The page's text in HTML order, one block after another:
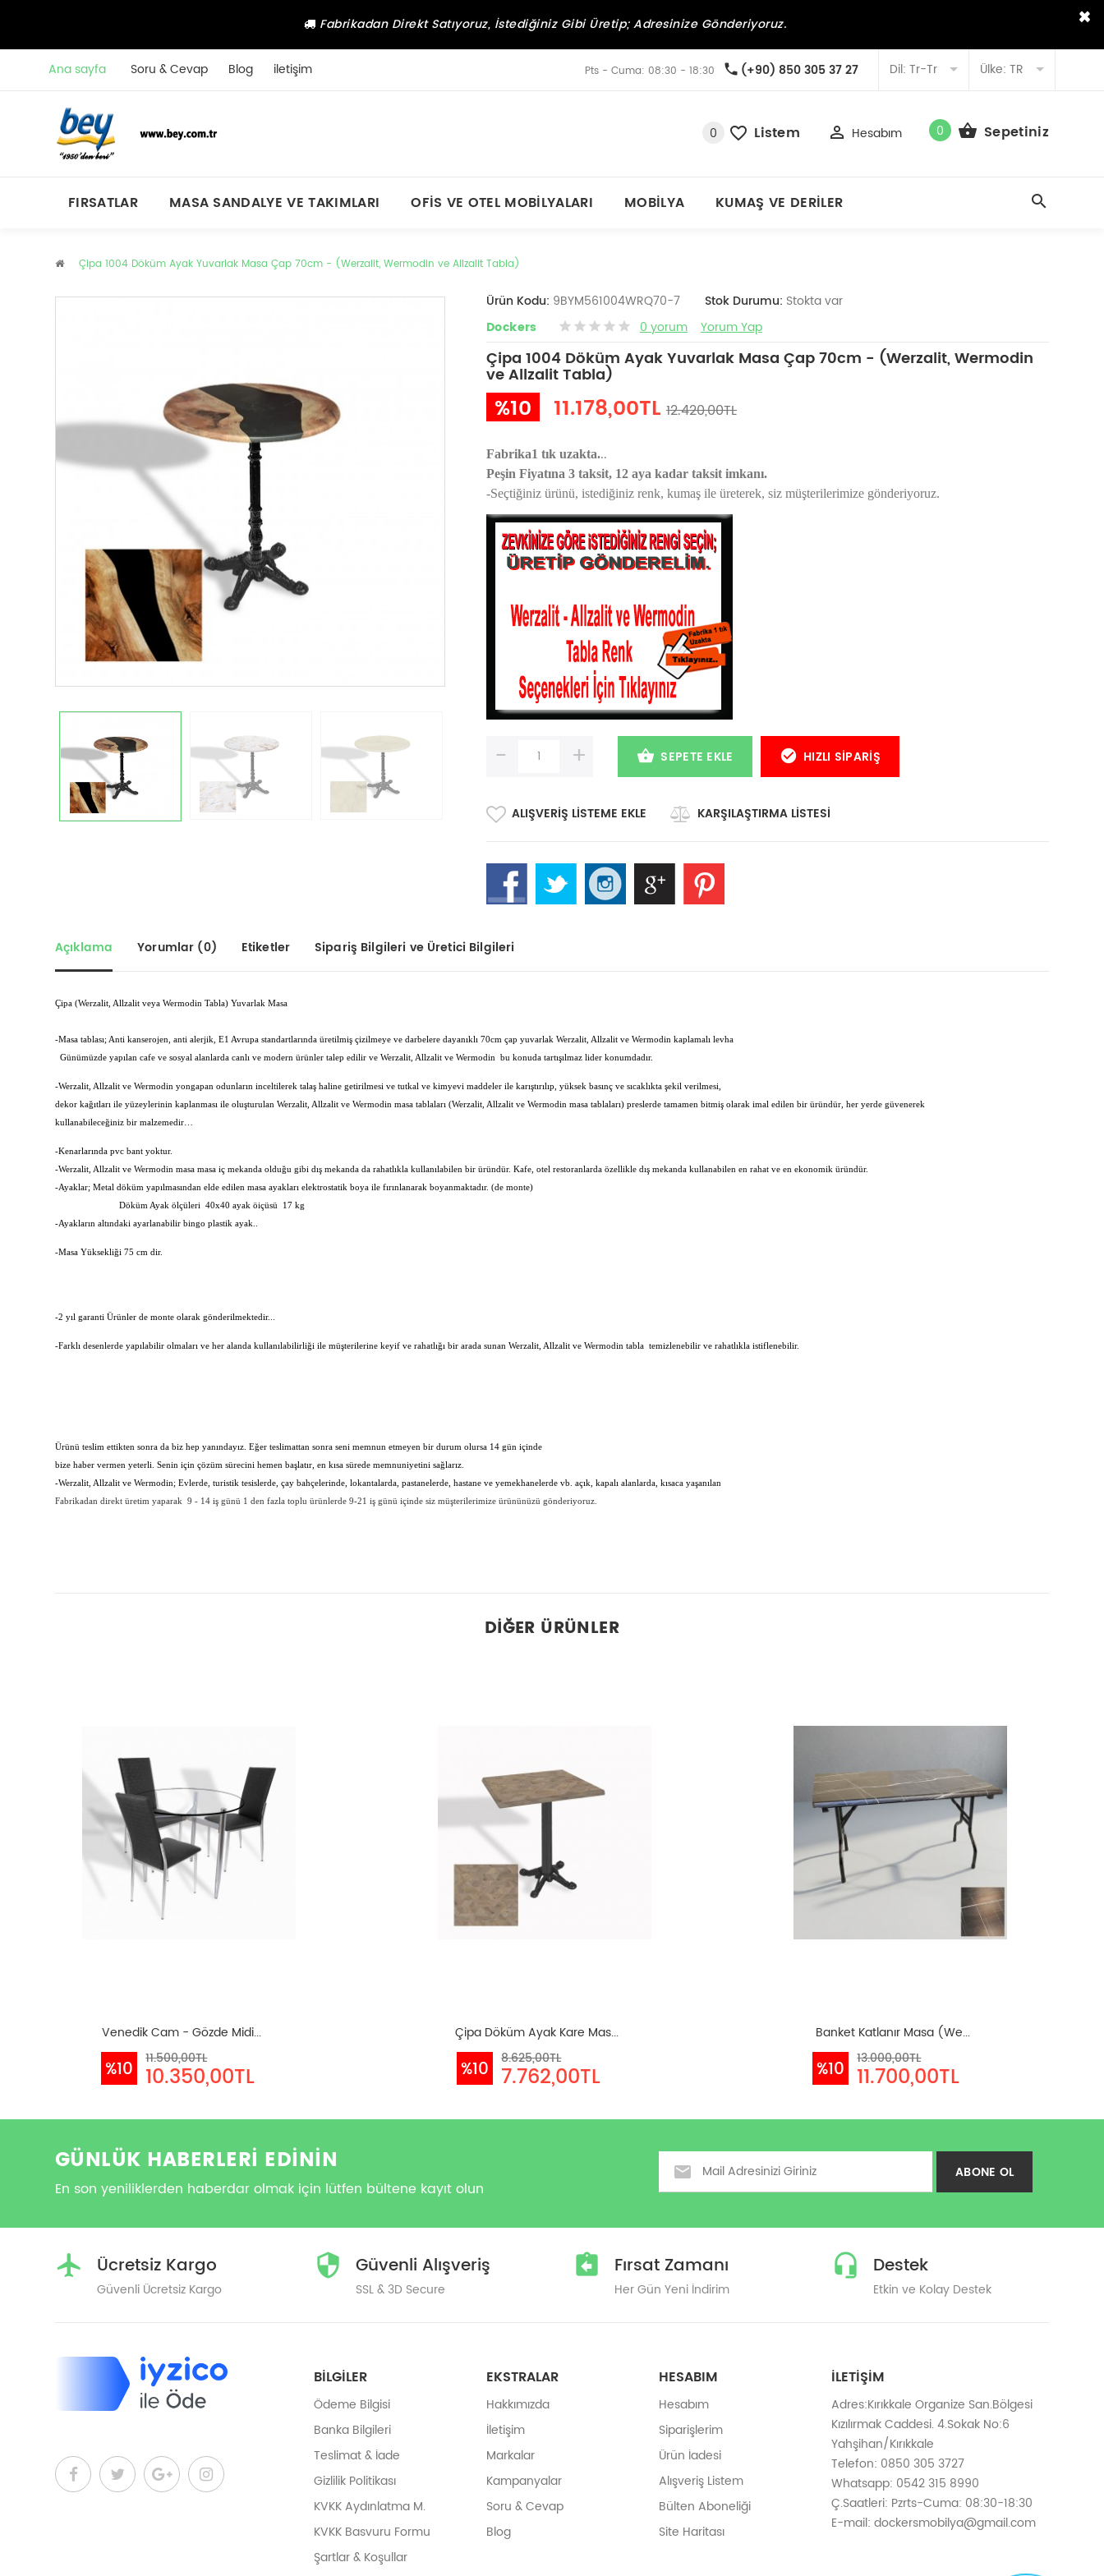
×
Fabrikadan Direkt Satıyoruz, İstediğiniz Gibi Üretip; Adresinize Gönderiyoruz.
Ana sayfa Soru & Cevap Blog iletişim (+90) 850 305 37 27
Pts - Cuma: 08:30 - 18:30 Dil: Tr-Tr Ülke: TR
0 Listem Hesabım 0 Sepetiniz
FIRSATLAR MASA SANDALYE VE TAKIMLARI OFIS VE OTEL MOBILYALARI MOBILYA KUMAŞ VE DERILER
Çipa 1004 Döküm Ayak Yuvarlak Masa Çap 70cm - (Werzalit, Wermodin ve Allzalit Tabla)
Ürün Kodu: 9BYM561004WRQ70-7 Stok Durumu: Stokta var
Dockers
0 yorum Yorum Yap
Çipa 1004 Döküm Ayak Yuvarlak Masa Çap 70cm - (Werzalit, Wermodin
ve Allzalit Tabla)
%10 11.178,00TL 12.420,00TL
Fabrika1 tık uzakta...
Peşin Fiyatına 3 taksit, 12 aya kadar taksit imkanı.
-Seçtiğiniz ürünü, istediğiniz renk, kumaş ile üreterek, siz müşterilerimize gönderiyoruz.
- + SEPETE EKLE HIZLI SIPARIŞ
ALIŞVERIŞ LISTEME EKLE KARŞILAŞTIRMA LISTESI
Açıklama Yorumlar (0) Etiketler Sipariş Bilgileri ve Üretici Bilgileri
Çipa (Werzalit, Allzalit veya Wermodin Tabla) Yuvarlak Masa
-Masa tablası; Anti kanserojen, anti alerjik, E1 Avrupa standartlarında üretilmiş çizilmeye ve darbelere dayanıklı 70cm çap yuvarlak Werzalit, Allzalit ve Wermodin kaplamalı levha
Günümüzde yapılan cafe ve sosyal alanlarda canlı ve modern ürünler talep edilir ve Werzalit, Allzalit ve Wermodin bu konuda tartışılmaz lider konumdadır.
-Werzalit, Allzalit ve Wermodin yongapan odunların inceltilerek talaş haline getirilmesi ve tutkal ve kimyevi maddeler ile karıştırılıp, yüksek basınç ve sıcaklıkta şekil verilmesi,
dekor kağıtları ile yüzeylerinin kaplanması ile oluşturulan Werzalit, Allzalit ve Wermodin masa tablaları (Werzalit, Allzalit ve Wermodin masa tablaları) preslerde tamamen bitmiş olarak imal edilen bir üründür, her yerde güvenerek
kullanabileceğiniz bir malzemedir…
-Kenarlarında pvc bant yoktur.
-Werzalit, Allzalit ve Wermodin masa masa iç mekanda olduğu gibi dış mekanda da rahatlıkla kullanılabilen bir üründür. Kafe, otel restoranlarda özellikle dış mekanda kullanabilen en rahat ve en ekonomik üründür.
-Ayaklar; Metal döküm yapılmasından elde edilen masa ayakları elektrostatik boya ile fırınlanarak boyanmaktadır. (de monte)
Döküm Ayak ölçüleri 40x40 ayak öiçüsü 17 kg
-Ayakların altındaki ayarlanabilir bingo plastik ayak..
-Masa Yüksekliği 75 cm dir.
-2 yıl garanti Ürünler de monte olarak gönderilmektedir...
-Farklı desenlerde yapılabilir olmaları ve her alanda kullanılabilirliği ile müşterilerine keyif ve rahatlığı bir arada sunan Werzalit, Allzalit ve Wermodin tabla temizlenebilir ve rahatlıkla istiflenebilir.
Ürünü teslim ettikten sonra da biz hep yanındayız. Eğer teslimattan sonra seni memnun etmeyen bir durum olursa 14 gün içinde
bize haber vermen yeterli. Senin için çözüm sürecini hemen başlatır, en kısa sürede memnuniyetini sağlarız.
-Werzalit, Allzalit ve Wermodin; Evlerde, turistik tesislerde, çay bahçelerinde, lokantalarda, pastanelerde, hastane ve yemekhanelerde vb. açık, kapalı alanlarda, kısaca yaşanılan
Fabrikadan direkt üretim yaparak 9 - 14 iş günü 1 den fazla toplu ürünlerde 9-21 iş günü içinde siz müşterilerimize ürününüzü gönderiyoruz.
DIĞER ÜRÜNLER
Venedik Cam - Gözde Midi...
%10 11.500,00TL
10.350,00TL
Çipa Döküm Ayak Kare Mas...
%10 8.625,00TL
7.762,00TL
Banket Katlanır Masa (We...
%10 13.000,00TL
11.700,00TL
GÜNLÜK HABERLERİ EDİNİN
En son yeniliklerden haberdar olmak için lütfen bültene kayıt olun
ABONE OL
Ücretsiz Kargo
Güvenli Ücretsiz Kargo
Güvenli Alışveriş
SSL & 3D Secure
Fırsat Zamanı
Her Gün Yeni İndirim
Destek
Etkin ve Kolay Destek
BILGILER
Ödeme Bilgisi
Banka Bilgileri
Teslimat & İade
Gizlilik Politikası
KVKK Aydınlatma M.
KVKK Basvuru Formu
Şartlar & Koşullar
EKSTRALAR
Hakkımızda
İletişim
Markalar
Kampanyalar
Soru & Cevap
Blog
HESABIM
Hesabım
Siparişlerim
Ürün İadesi
Alışveriş Listem
Bülten Aboneliği
Site Haritası
İLETIŞIM
Adres:Kırıkkale Organize San.Bölgesi
Kızılırmak Caddesi. 4.Sokak No:6
Yahşihan/Kırıkkale
Telefon: 0850 305 3727
Whatsapp: 0542 315 8990
Ç.Saatleri: Pzrts-Cuma: 08:30-18:30
E-mail: dockersmobilya@gmail.com